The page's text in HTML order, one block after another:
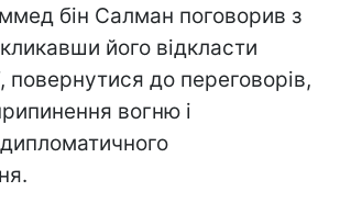
бін Салман поговорив з
його відкласти
повернутися до переговорів,
вогню і